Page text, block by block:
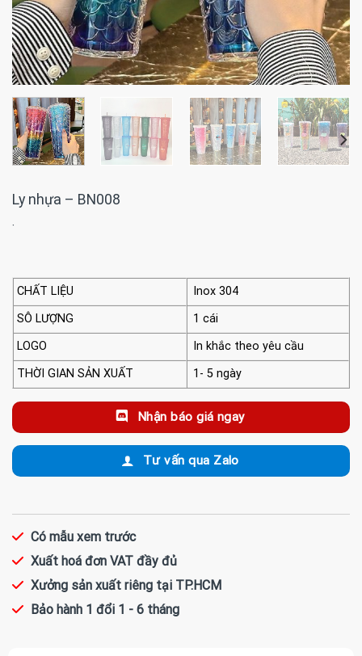
Ly nhựa – BN008
·
CHẤT LIỆU
Inox 304
SÔ LƯỢNG
1 cái
LOGO
In khắc theo yêu cầu
THỜI GIAN SẢN XUẤT
1- 5 ngày
Nhận báo giá ngay
Tư vấn qua Zalo
Có mẫu xem trước
Xuất hoá đơn VAT đầy đủ
Xưởng sản xuất riêng tại TP.HCM
Bảo hành 1 đổi 1 - 6 tháng